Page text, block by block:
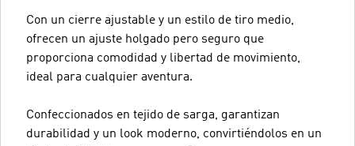
Con un cierre ajustable y un estilo de tiro medio,
ofrecen un ajuste holgado pero seguro que
proporciona comodidad y libertad de movimiento,
ideal para cualquier aventura.
Confeccionados en tejido de sarga, garantizan
durabilidad y un look moderno, convirtiéndolos en un